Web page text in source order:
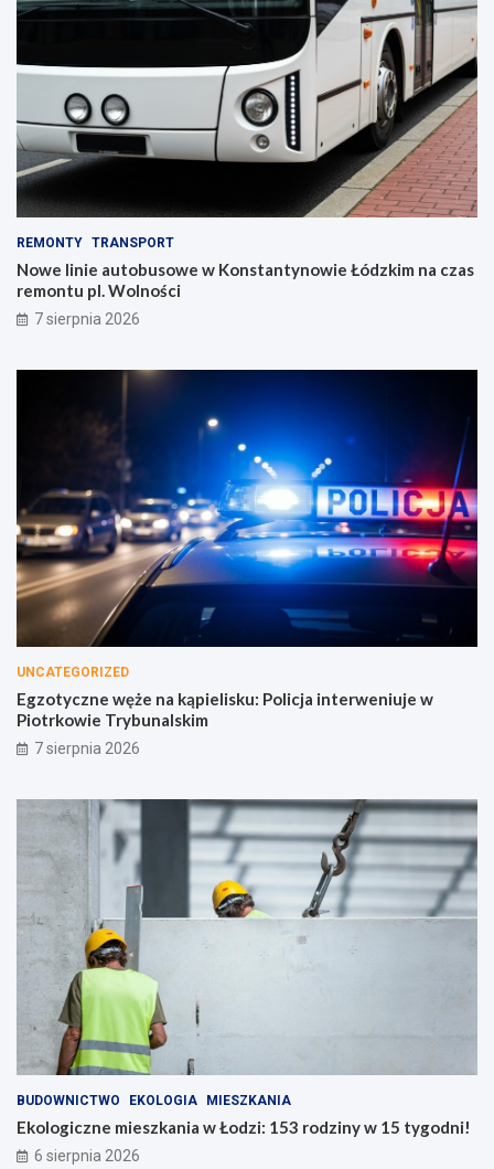
REMONTY TRANSPORT
Nowe linie autobusowe w Konstantynowie Łódzkim na czas
remontu pl. Wolności
7 sierpnia 2026
UNCATEGORIZED
Egzotyczne węże na kąpielisku: Policja interweniuje w
Piotrkowie Trybunalskim
7 sierpnia 2026
BUDOWNICTWO EKOLOGIA MIESZKANIA
Ekologiczne mieszkania w Łodzi: 153 rodziny w 15 tygodni!
6 sierpnia 2026